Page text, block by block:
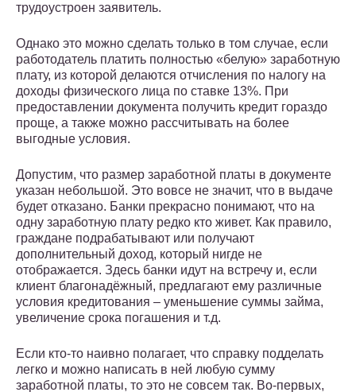
трудоустроен заявитель.
Однако это можно сделать только в том случае, если
работодатель платить полностью «белую» заработную
плату, из которой делаются отчисления по налогу на
доходы физического лица по ставке 13%. При
предоставлении документа получить кредит гораздо
проще, а также можно рассчитывать на более
выгодные условия.
Допустим, что размер заработной платы в документе
указан небольшой. Это вовсе не значит, что в выдаче
будет отказано. Банки прекрасно понимают, что на
одну заработную плату редко кто живет. Как правило,
граждане подрабатывают или получают
дополнительный доход, который нигде не
отображается. Здесь банки идут на встречу и, если
клиент благонадёжный, предлагают ему различные
условия кредитования – уменьшение суммы займа,
увеличение срока погашения и т.д.
Если кто-то наивно полагает, что справку подделать
легко и можно написать в ней любую сумму
заработной платы, то это не совсем так. Во-первых,